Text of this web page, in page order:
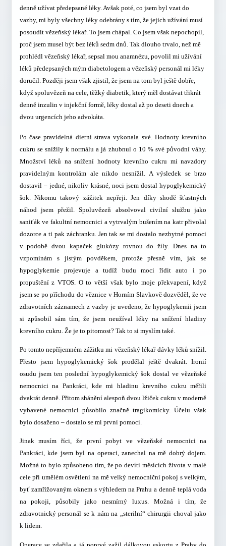
denně užívat předepsané léky. Avšak poté, co jsem byl vzat do
vazby, mi byly všechny léky odebrány s tím, že jejich užívání musí
posoudit vězeňský lékař. To jsem chápal. Co jsem však nepochopil,
proč jsem musel být bez léků sedm dnů. Tak dlouho trvalo, než mě
prohlédl vězeňský lékař, sepsal mou anamnézu, povolil mi užívání
léků předepsaných mým diabetologem a vězeňský personál mi léky
doručil. Později jsem však zjistil, že jsem na tom byl ještě dobře,
když spoluvězeň na cele, těžký diabetik, který měl dostávat třikrát
denně inzulin v injekční formě, léky dostal až po deseti dnech a
dvou urgencích jeho advokáta.
Po čase pravidelná dietní strava vykonala své. Hodnoty krevního
cukru se snížily k normálu a já zhubnul o 10 % své původní váhy.
Množství léků na snížení hodnoty krevního cukru mi navzdory
pravidelným kontrolám ale nikdo nesnížil. A výsledek se brzo
dostavil – jedné, nikoliv krásné, noci jsem dostal hypoglykemický
šok. Nikomu takový zážitek nepřeji. Jen díky shodě šťastných
náhod jsem přežil. Spoluvězeň absolvoval civilní službu jako
saniťák ve fakultní nemocnici a vytrvalým bušením na katr přivolal
dozorce a ti pak záchranku. Jen tak se mi dostalo nezbytné pomoci
v podobě dvou kapaček glukózy rovnou do žíly. Dnes na to
vzpomínám s jistým povděkem, protože přesně vím, jak se
hypoglykemie projevuje a tudíž budu moci řídit auto i po
propuštění z VTOS. O to větší však bylo moje překvapení, když
jsem se po příchodu do věznice v Horním Slavkově dozvěděl, že ve
zdravotních záznamech z vazby je uvedeno, že hypoglykemii jsem
si způsobil sám tím, že jsem neužíval léky na snížení hladiny
krevního cukru. Že je to pitomost? Tak to si myslím také.
Po tomto nepříjemném zážitku mi vězeňský lékař dávky léků snížil.
Přesto jsem hypoglykemický šok prodělal ještě dvakrát. Ironií
osudu jsem ten poslední hypoglykemický šok dostal ve vězeňské
nemocnici na Pankráci, kde mi hladinu krevního cukru měřili
dvakrát denně. Přitom shánění alespoň dvou lžiček cukru v moderně
vybavené nemocnici působilo značně tragikomicky. Účelu však
bylo dosaženo – dostalo se mi první pomoci.
Jinak musím říci, že první pobyt ve vězeňské nemocnici na
Pankráci, kde jsem byl na operaci, zanechal na mě dobrý dojem.
Možná to bylo způsobeno tím, že po devíti měsících života v malé
cele při umělém osvětlení na mě velký nemocniční pokoj s velkým,
byť zamřížovaným oknem s výhledem na Prahu a denně teplá voda
na pokoji, působily jako nesmírný luxus. Možná i tím, že
zdravotnický personál se k nám na „sterilní“ chirurgii choval jako
k lidem.